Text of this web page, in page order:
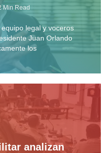
Min Read
legal y voceros
Juan Orlando
los
analizan